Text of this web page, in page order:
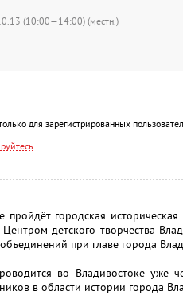
(10:00—14:00) (местн.)
для зарегистрированных
пройдёт городская
детского творчества
при главе города
во Владивостоке уже
в области истории города